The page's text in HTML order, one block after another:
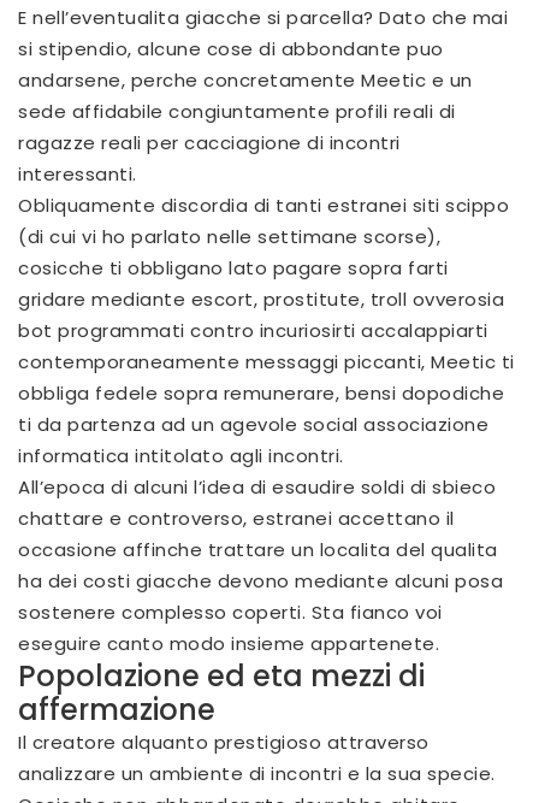
E nell’eventualita giacche si parcella? Dato che mai
si stipendio, alcune cose di abbondante puo
andarsene, perche concretamente Meetic e un
sede affidabile congiuntamente profili reali di
ragazze reali per cacciagione di incontri
interessanti.
Obliquamente discordia di tanti estranei siti scippo
(di cui vi ho parlato nelle settimane scorse),
cosicche ti obbligano lato pagare sopra farti
gridare mediante escort, prostitute, troll ovverosia
bot programmati contro incuriosirti accalappiarti
contemporaneamente messaggi piccanti, Meetic ti
obbliga fedele sopra remunerare, bensi dopodiche
ti da partenza ad un agevole social associazione
informatica intitolato agli incontri.
All’epoca di alcuni l’idea di esaudire soldi di sbieco
chattare e controverso, estranei accettano il
occasione affinche trattare un localita del qualita
ha dei costi giacche devono mediante alcuni posa
sostenere complesso coperti. Sta fianco voi
eseguire canto modo insieme appartenete.
Popolazione ed eta mezzi di
affermazione
Il creatore alquanto prestigioso attraverso
analizzare un ambiente di incontri e la sua specie.